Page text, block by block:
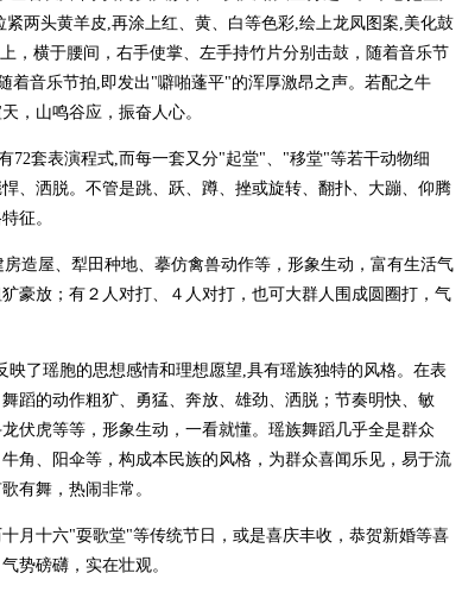
两头黄羊皮,再涂上红、黄、白等色彩,绘上龙凤图案,美化鼓
，横于腰间，右手使掌、左手持竹片分别击鼓，随着音乐节
着音乐节拍,即发出"噼啪蓬平"的浑厚激昂之声。若配之牛
，山鸣谷应，振奋人心。
套表演程式,而每一套又分"起堂"、"移堂"等若干动物细
、洒脱。不管是跳、跃、蹲、挫或旋转、翻扑、大蹦、仰腾
征。
造屋、犁田种地、摹仿禽兽动作等，形象生动，富有生活气
豪放；有２人对打、４人对打，也可大群人围成圆圈打，气
了瑶胞的思想感情和理想愿望,具有瑶族独特的风格。在表
蹈的动作粗犷、勇猛、奔放、雄劲、洒脱；节奏明快、敏
伏虎等等，形象生动，一看就懂。瑶族舞蹈几乎全是群众
角、阳伞等，构成本民族的风格，为群众喜闻乐见，易于流
有舞，热闹非常。
月十六"耍歌堂"等传统节日，或是喜庆丰收，恭贺新婚等喜
势磅礴，实在壮观。